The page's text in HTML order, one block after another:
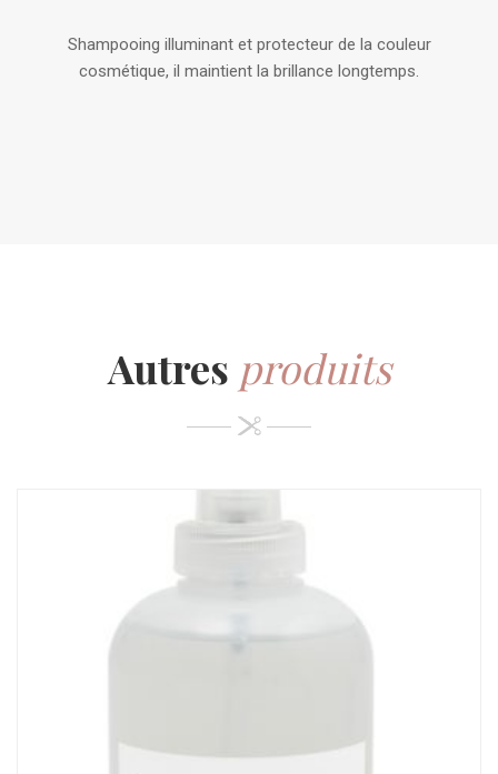
Shampooing illuminant et protecteur de la couleur
cosmétique, il maintient la brillance longtemps.
Autres produits